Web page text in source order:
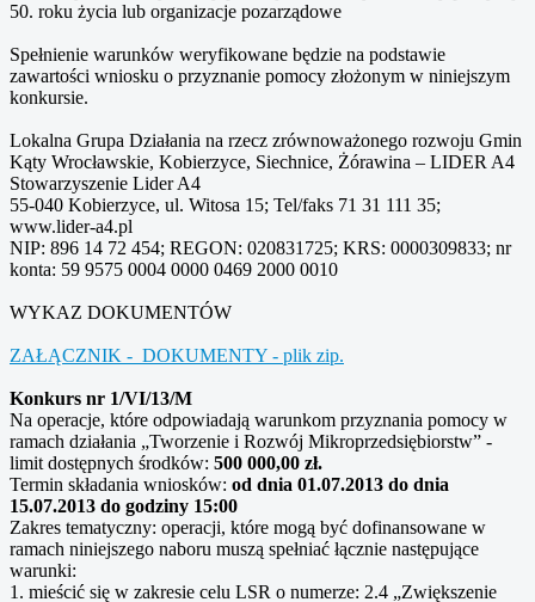
50. roku życia lub organizacje pozarządowe
Spełnienie warunków weryfikowane będzie na podstawie
zawartości wniosku o przyznanie pomocy złożonym w niniejszym
konkursie.
Lokalna Grupa Działania na rzecz zrównoważonego rozwoju Gmin
Kąty Wrocławskie, Kobierzyce, Siechnice, Żórawina – LIDER A4
Stowarzyszenie Lider A4
55-040 Kobierzyce, ul. Witosa 15; Tel/faks 71 31 111 35;
www.lider-a4.pl
NIP: 896 14 72 454; REGON: 020831725; KRS: 0000309833; nr
konta: 59 9575 0004 0000 0469 2000 0010
WYKAZ DOKUMENTÓW
ZAŁĄCZNIK - DOKUMENTY - plik zip.
Konkurs nr 1/VI/13/M
Na operacje, które odpowiadają warunkom przyznania pomocy w
ramach działania „Tworzenie i Rozwój Mikroprzedsiębiorstw” -
limit dostępnych środków: 500 000,00 zł.
Termin składania wniosków: od dnia 01.07.2013 do dnia
15.07.2013 do godziny 15:00
Zakres tematyczny: operacji, które mogą być dofinansowane w
ramach niniejszego naboru muszą spełniać łącznie następujące
warunki:
1. mieścić się w zakresie celu LSR o numerze: 2.4 „Zwiększenie